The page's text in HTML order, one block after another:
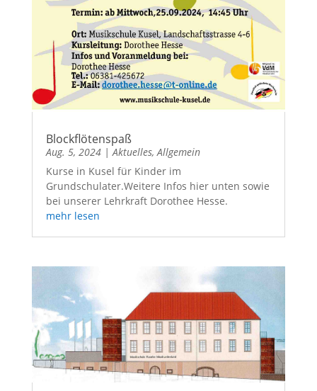
Blockflötenspaß
Aug. 5, 2024|Aktuelles,Allgemein
Kurse in Kusel für Kinder im
Grundschulater.Weitere Infos hier unten sowie
bei unserer Lehrkraft Dorothee Hesse.
mehr lesen